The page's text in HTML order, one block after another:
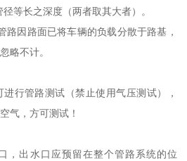
等长之深度（两者取其大者）。
路因路面已将车辆的负载分散于路基，
略不计。
行管路测试（禁止使用气压测试），
气，方可测试！
，出水口应预留在整个管路系统的位